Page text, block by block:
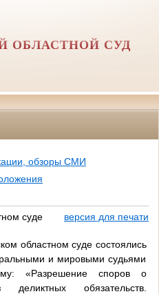
ОБЛАСТНОЙ СУД
обзоры СМИ
суде
версия для печати
областном суде состоялись
и мировыми судьями
«Разрешение споров о
обязательств.